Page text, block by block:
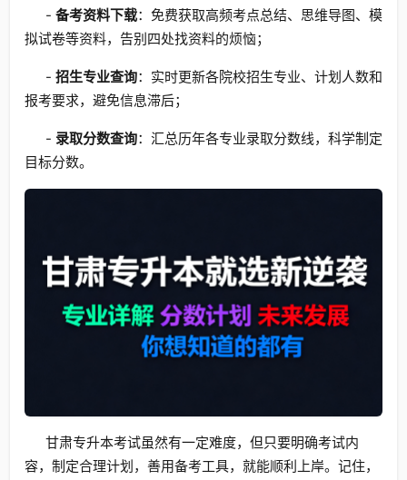
- 备考资料下载：免费获取高频考点总结、思维导图、模
拟试卷等资料，告别四处找资料的烦恼；
- 招生专业查询：实时更新各院校招生专业、计划人数和
报考要求，避免信息滞后；
- 录取分数查询：汇总历年各专业录取分数线，科学制定
目标分数。
甘肃专升本考试虽然有一定难度，但只要明确考试内
容，制定合理计划，善用备考工具，就能顺利上岸。记住，